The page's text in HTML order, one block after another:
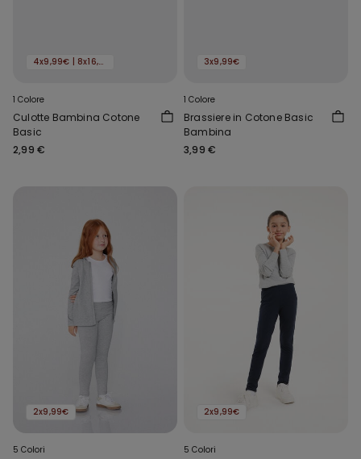
4x9,99€ | 8x16,99€
1 Colore
Culotte Bambina Cotone
Basic
2,99 €
3x9,99€
1 Colore
Brassiere in Cotone Basic
Bambina
3,99 €
2x9,99€
5 Colori
2x9,99€
5 Colori